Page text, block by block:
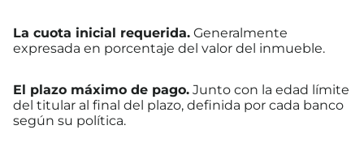
La cuota inicial requerida. Generalmente
expresada en porcentaje del valor del inmueble.
El plazo máximo de pago. Junto con la edad límite
del titular al final del plazo, definida por cada banco
según su política.